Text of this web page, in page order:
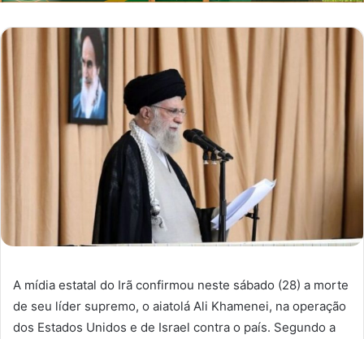
A mídia estatal do Irã confirmou neste sábado (28) a morte
de seu líder supremo, o aiatolá Ali Khamenei, na operação
dos Estados Unidos e de Israel contra o país. Segundo a